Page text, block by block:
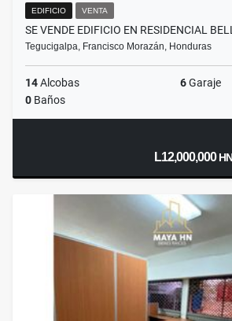
EDIFICIO VENTA
SE VENDE EDIFICIO EN RESIDENCIAL
Tegucigalpa, Francisco Morazán, Honduras
14Alcobas 6Garaje
0 Baños
L12,000,000